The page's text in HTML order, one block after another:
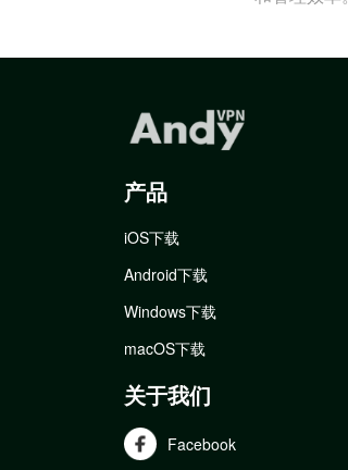
产品
iOS下载
Android下载
Windows下载
macOS下载
关于我们
Facebook